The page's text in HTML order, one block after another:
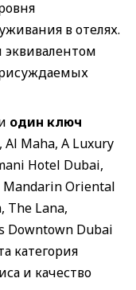
в отелях.
один ключ
Al Maha, A Luxury
Hotel Dubai,
Mandarin Oriental
The Lana,
Downtown Dubai
категория
и качество